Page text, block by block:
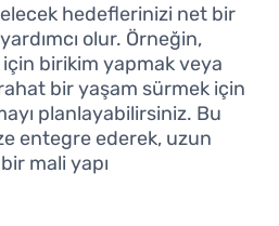
hedeflerinizi net bir
olur. Örneğin,
için birikim yapmak veya
bir yaşam sürmek için
planlayabilirsiniz. Bu
entegre ederek, uzun
mali yapı